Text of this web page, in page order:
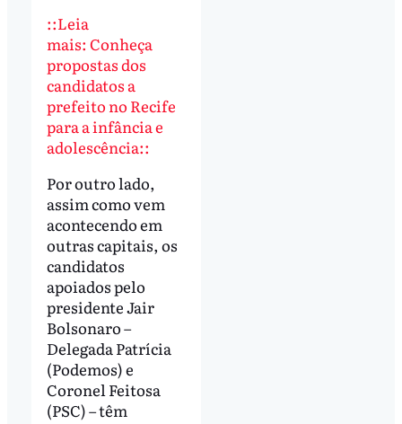
::Leia
mais: Conheça
propostas dos
candidatos a
prefeito no Recife
para a infância e
adolescência::
Por outro lado,
assim como vem
acontecendo em
outras capitais, os
candidatos
apoiados pelo
presidente Jair
Bolsonaro –
Delegada Patrícia
(Podemos) e
Coronel Feitosa
(PSC) – têm